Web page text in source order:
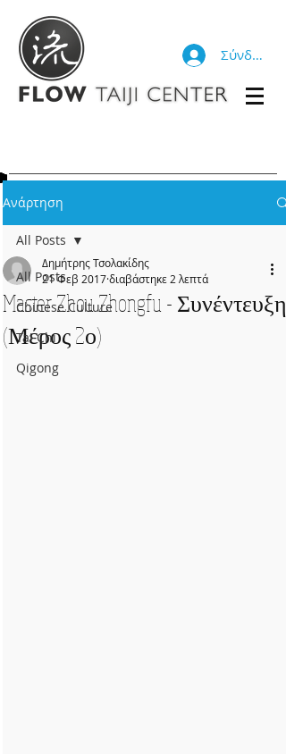
Σύνδεση
Ανάρτηση
All Posts
Chinese Culture
Tai Chi
Qigong
All Posts
Master Zhou Zhongfu - Συνέντευξη
(Μέρος 2ο)
Δημήτρης Τσολακίδης
21 Φεβ 2017διαβάστηκε 2 λεπτά